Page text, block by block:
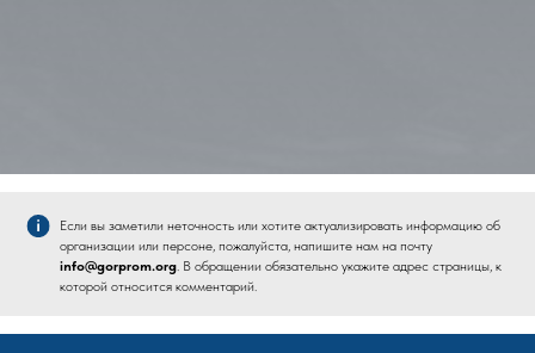
Если вы заметили неточность или хотите актуализировать информацию об
организации или персоне, пожалуйста, напишите нам на почту
info@gorprom.org. В обращении обязательно укажите адрес страницы, к
которой относится комментарий.